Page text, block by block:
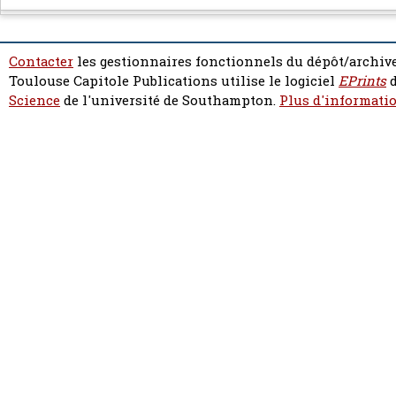
Contacter les gestionnaires fonctionnels du dépôt/
Toulouse Capitole Publications utilise le logiciel EPrints
Sciencede l'université de Southampton. Plus